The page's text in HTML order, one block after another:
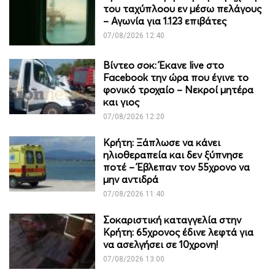
του ταχύπλοου εν μέσω πελάγους
– Αγωνία για 1.123 επιβάτες
07/08/2026 12:40
Βίντεο σοκ: Έκανε live στο
Facebook την ώρα που έγινε το
φονικό τροχαίο – Νεκροί μητέρα
και γιος
07/08/2026 12:20
Κρήτη: Ξάπλωσε να κάνει
ηλιοθεραπεία και δεν ξύπνησε
ποτέ – Έβλεπαν τον 55χρονο να
μην αντιδρά
07/08/2026 11:40
Σοκαριστική καταγγελία στην
Κρήτη: 65χρονος έδινε λεφτά για
να ασελγήσει σε 10χρονη!
07/08/2026 13:00